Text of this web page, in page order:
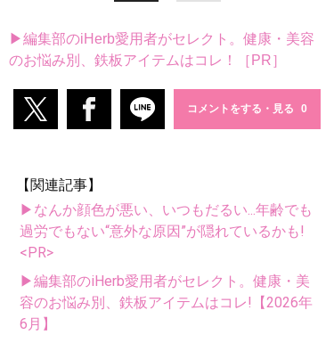
▶編集部のiHerb愛用者がセレクト。健康・美容
のお悩み別、鉄板アイテムはコレ！［PR］
コメントをする・見る
【関連記事】
▶なんか顔色が悪い、いつもだるい...年齢でも
過労でもない“意外な原因”が隠れているかも!
<PR>
▶編集部のiHerb愛用者がセレクト。健康・美
容のお悩み別、鉄板アイテムはコレ!【2026年
6月】